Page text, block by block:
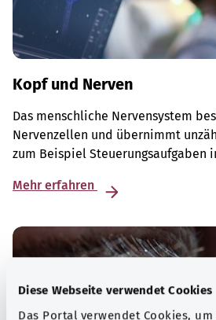
Diese Webseite verwendet Cookies
Das Portal verwendet Cookies,
Kopf und Nerven
Das menschliche Nervensystem
Nervenzellen und übernimmt
zum Beispiel Steuerungsaufgaben
Mehr erfahren